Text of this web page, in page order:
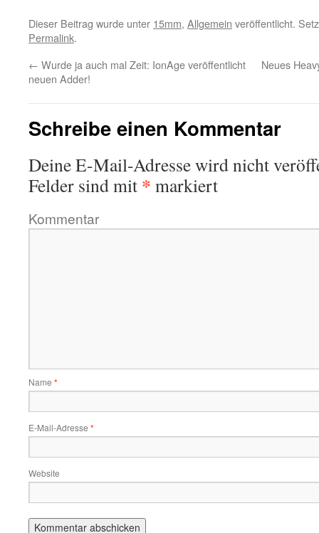
Dieser Beitrag wurde unter 15mm, Allgemein veröffentlicht.
Permalink.
← Wurde ja auch mal Zeit: IonAge veröffentlicht
neuen Adder!
Neues
Schreibe einen Kommentar
Deine E-Mail-Adresse wird nicht
Felder sind mit * markiert
Kommentar
Name *
E-Mail-Adresse *
Website